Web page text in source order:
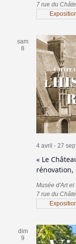
7 rue du
sam
8
« Le
rénovation,
4 avril - 27
Musée d'Art
7 rue du
dim
9